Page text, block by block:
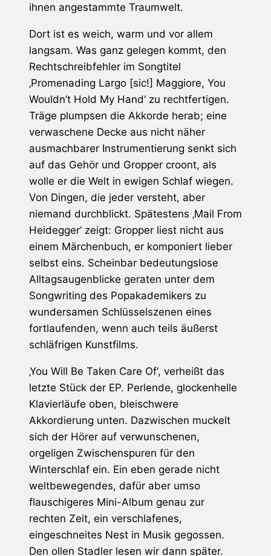
ihnen angestammte Traumwelt.
Dort ist es weich, warm und vor allem
langsam. Was ganz gelegen kommt, den
Rechtschreibfehler im Songtitel
‚Promenading Largo [sic!] Maggiore, You
Wouldn’t Hold My Hand‘ zu rechtfertigen.
Träge plumpsen die Akkorde herab; eine
verwaschene Decke aus nicht näher
ausmachbarer Instrumentierung senkt sich
auf das Gehör und Gropper croont, als
wolle er die Welt in ewigen Schlaf wiegen.
Von Dingen, die jeder versteht, aber
niemand durchblickt. Spätestens ‚Mail From
Heidegger‘ zeigt: Gropper liest nicht aus
einem Märchenbuch, er komponiert lieber
selbst eins. Scheinbar bedeutungslose
Alltagsaugenblicke geraten unter dem
Songwriting des Popakademikers zu
wundersamen Schlüsselszenen eines
fortlaufenden, wenn auch teils äußerst
schläfrigen Kunstfilms.
‚You Will Be Taken Care Of‘, verheißt das
letzte Stück der EP. Perlende, glockenhelle
Klavierläufe oben, bleischwere
Akkordierung unten. Dazwischen muckelt
sich der Hörer auf verwunschenen,
orgeligen Zwischenspuren für den
Winterschlaf ein. Ein eben gerade nicht
weltbewegendes, dafür aber umso
flauschigeres Mini-Album genau zur
rechten Zeit, ein verschlafenes,
eingeschneites Nest in Musik gegossen.
Den ollen Stadler lesen wir dann später.